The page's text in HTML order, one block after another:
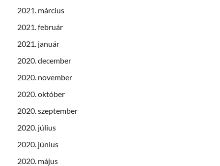
2021. március
2021. február
2021. január
2020. december
2020. november
2020. október
2020. szeptember
2020. július
2020. június
2020. május